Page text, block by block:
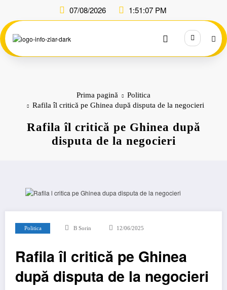
conținut
07/08/2026 1:51:07 PM
Prima pagină
Politica
Rafila îl critică pe Ghinea după disputa de la negocieri
Rafila îl critică pe Ghinea după
disputa de la negocieri
Politica B Sorin 12/06/2025
Rafila îl critică pe Ghinea
după disputa de la negocieri